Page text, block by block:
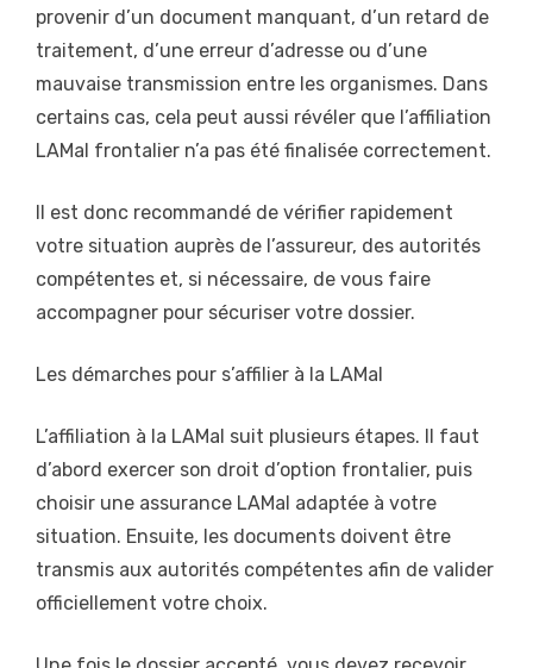
provenir d’un document manquant, d’un retard de
traitement, d’une erreur d’adresse ou d’une
mauvaise transmission entre les organismes. Dans
certains cas, cela peut aussi révéler que l’affiliation
LAMal frontalier n’a pas été finalisée correctement.
Il est donc recommandé de vérifier rapidement
votre situation auprès de l’assureur, des autorités
compétentes et, si nécessaire, de vous faire
accompagner pour sécuriser votre dossier.
Les démarches pour s’affilier à la LAMal
L’affiliation à la LAMal suit plusieurs étapes. Il faut
d’abord exercer son droit d’option frontalier, puis
choisir une assurance LAMal adaptée à votre
situation. Ensuite, les documents doivent être
transmis aux autorités compétentes afin de valider
officiellement votre choix.